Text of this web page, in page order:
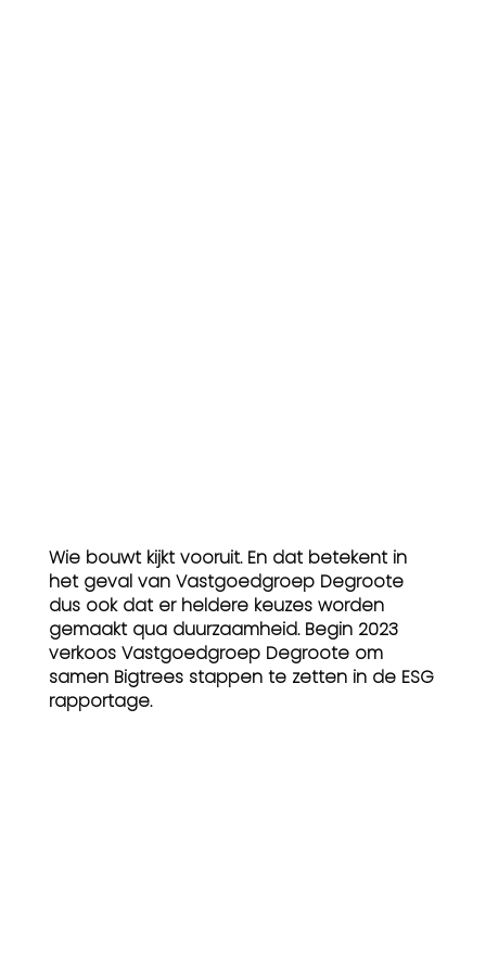
Wie bouwt kijkt vooruit. En dat betekent in
het geval van Vastgoedgroep Degroote
dus ook dat er heldere keuzes worden
gemaakt qua duurzaamheid. Begin 2023
verkoos Vastgoedgroep Degroote om
samen Bigtrees stappen te zetten in de ESG
rapportage.